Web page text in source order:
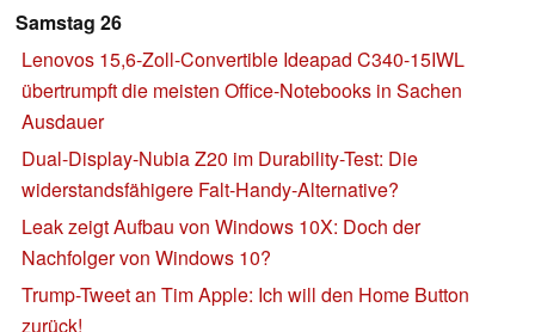
Samstag 26
Lenovos 15,6-Zoll-Convertible Ideapad C340-15IWL
übertrumpft die meisten Office-Notebooks in Sachen
Ausdauer
Dual-Display-Nubia Z20 im Durability-Test: Die
widerstandsfähigere Falt-Handy-Alternative?
Leak zeigt Aufbau von Windows 10X: Doch der
Nachfolger von Windows 10?
Trump-Tweet an Tim Apple: Ich will den Home Button
zurück!